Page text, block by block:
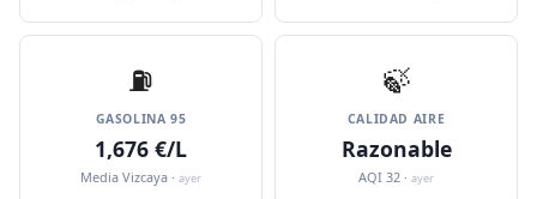
⛽️
GASOLINA 95
1,676 €/L
Media Vizcaya · ayer
🍃
CALIDAD AIRE
Razonable
AQI 32 · ayer